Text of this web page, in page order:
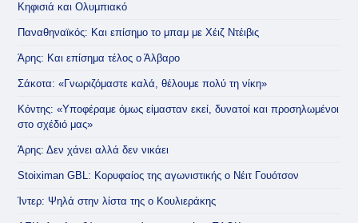
Κηφισιά και Ολυμπιακό
Παναθηναϊκός: Και επίσημο το μπαμ με Χέιζ Ντέιβις
Άρης: Και επίσημα τέλος ο Άλβαρο
Σάκοτα: «Γνωριζόμαστε καλά, θέλουμε πολύ τη νίκη»
Κόντης: «Υποφέραμε όμως είμασταν εκεί, δυνατοί και προσηλωμένοι
στο σχέδιό μας»
Άρης: Δεν χάνει αλλά δεν νικάει
Stoiximan GBL: Κορυφαίος της αγωνιστικής ο Νέιτ Γουότσον
Ίντερ: Ψηλά στην λίστα της ο Κουλιεράκης